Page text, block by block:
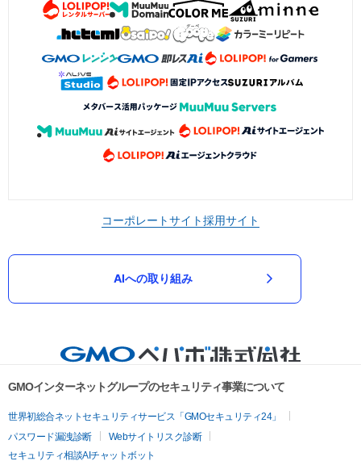
コーポレートサイト採用サイト
AIへの取り組み
GMOインターネットグループのセキュリティ事業について
世界初総合ネットセキュリティサービス「GMOセキュリティ24」
パスワード漏洩診断
Webサイトリスク診断
セキュリティ相談AIチャットボット